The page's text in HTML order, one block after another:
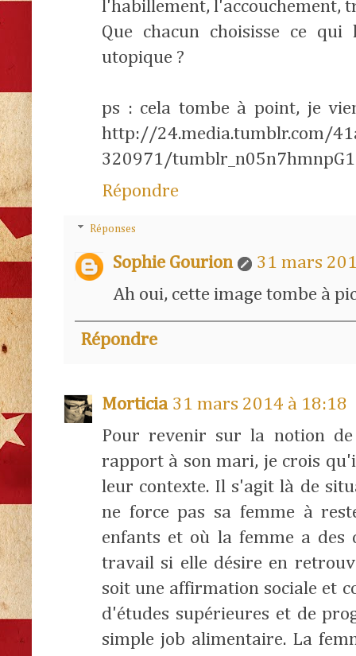
l'habillement, l'accouchement,
Que chacun choisisse ce
utopique ?
ps : cela tombe à point, je
http://24.media.tumblr.com/
320971/
Répondre
Réponses
Sophie Gourion
31 mars
Ah oui, cette image tombe à
Répondre
Morticia 31 mars 2014 à 18:18
Pour revenir sur la notion de
rapport à son mari, je crois
leur contexte. Il s'agit là de
ne force pas sa femme à
enfants et où la femme a des
travail si elle désire en
soit une affirmation sociale et
d'études supérieures et de
simple job alimentaire. La